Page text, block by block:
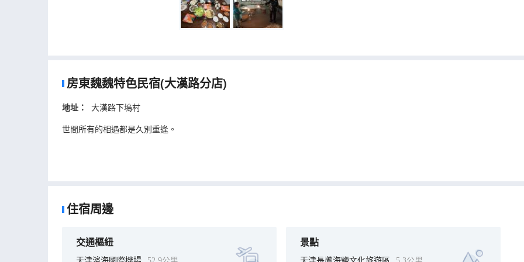
房東魏魏特色民宿(大漢路分店)
地址：
大漢路下塢村
世間所有的相遇都是久別重逢。
住宿周邊
交通樞紐 景點